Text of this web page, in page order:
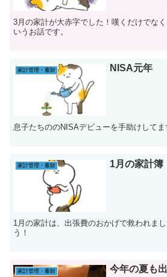
3月の家計が大赤字でした！嘆くだけでな
いうお話です。
家計管理・蓄財 NISA元年
息子たちののNISAデビューを手助けしてま
家計管理・蓄財 1月の家計簿
1月の家計は、出張費のおかげで救われま
う！
家計管理・蓄財 今年の夏も